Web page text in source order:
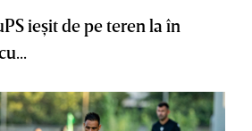
ieşit de pe teren la în